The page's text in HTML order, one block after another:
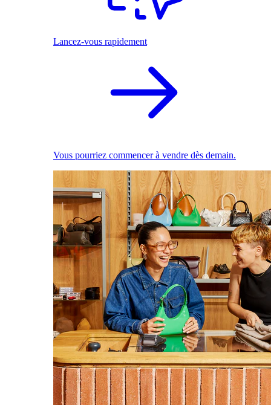
Lancez-vous rapidement
Vous pourriez commencer à vendre dès demain.